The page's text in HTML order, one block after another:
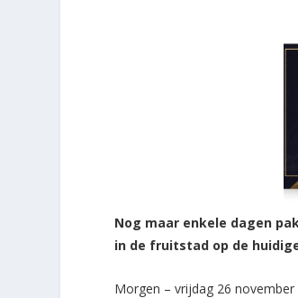
Nog maar enkele dagen
in de fruitstad op de
Morgen – vrijdag 26